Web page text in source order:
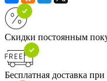
Скидки постоянным
Бесплатная доставка